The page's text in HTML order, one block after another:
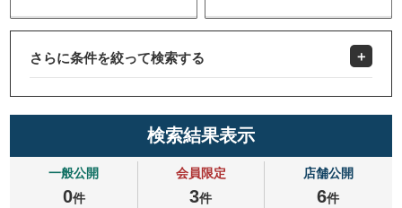
さらに条件を絞って検索する
検索結果表示
一般公開
0件
会員限定
3件
店舗公開
6件